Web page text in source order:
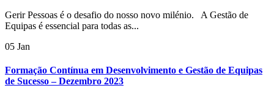
Gerir Pessoas é o desafio do nosso novo milénio. A Gestão de
Equipas é essencial para todas as...
05 Jan
Formação Contínua em Desenvolvimento e Gestão de Equipas
de Sucesso – Dezembro 2023